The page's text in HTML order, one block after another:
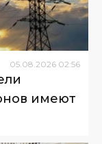
05.08.2026 02:56
имеют